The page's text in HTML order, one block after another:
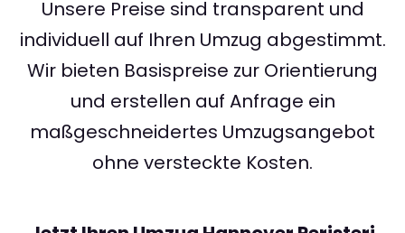
Unsere Preise sind transparent und
individuell auf Ihren Umzug abgestimmt.
Wir bieten Basispreise zur Orientierung
und erstellen auf Anfrage ein
maßgeschneidertes Umzugsangebot
ohne versteckte Kosten.